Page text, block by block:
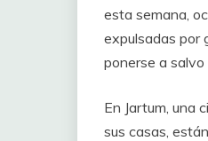
esta semana,
expulsadas por
ponerse a salvo
En Jartum, una
sus casas,